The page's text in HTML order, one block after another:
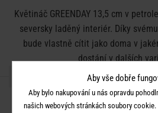
Květináč GREENDAY 13,5 cm v
seversky laděný interiér. Díky
bude vlastně cítit jako doma v
dostání v dalších
DETAILY
Barva:
Aby vše dobře
Aby bylo nakupování u nás opravdu
našich webových stránkách soubory